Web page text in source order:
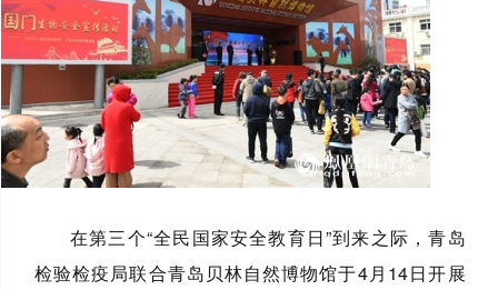
在第三个“全民国家安全教育日”到来之际，青岛
检验检疫局联合青岛贝林自然博物馆于4月14日开展